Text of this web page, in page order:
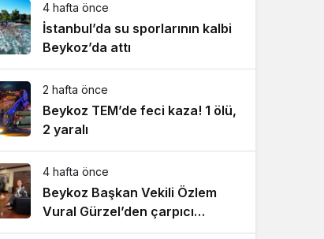
4 hafta önce
İstanbul’da su sporlarının kalbi
Beykoz’da attı
2 hafta önce
Beykoz TEM’de feci kaza! 1 ölü,
2 yaralı
4 hafta önce
Beykoz Başkan Vekili Özlem
Vural Gürzel’den çarpıcı
açıklamalar!